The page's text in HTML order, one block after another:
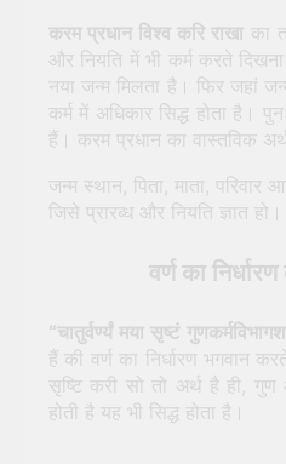
करम प्रधान विश्व करि राखाका
और नियति में भी कर्म करते
नया जन्म मिलता है। फिर जहां
कर्म में अधिकार सिद्ध होता है।
हैं। करम प्रधान का वास्तविक
जन्म स्थान, पिता, माता,
जिसे प्रारब्ध और नियति ज्ञात हो।
वर्ण का
“चातुर्वर्ण्यं मया सृष्टं
हैं की वर्ण का निर्धारण भगवान
सृष्टि करी सो तो अर्थ है ही, गुण
होती है यह भी सिद्ध होता है।